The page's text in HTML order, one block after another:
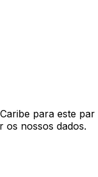
para este
os nossos dados.